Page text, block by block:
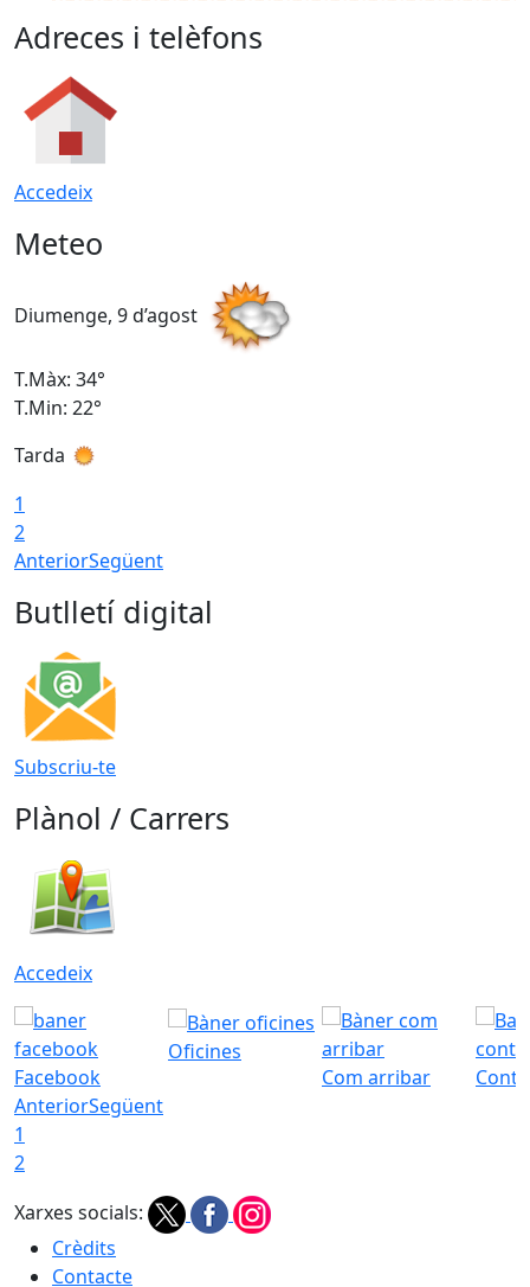
Adreces i telèfons
Accedeix
Meteo
Diumenge, 9 d’agost
T.Màx: 34°
T.Min: 22°
Tarda
1
2
AnteriorSegüent
Butlletí digital
Subscriu-te
Plànol / Carrers
Accedeix
Facebook
Oficines
Com arribar
AnteriorSegüent
1
2
Xarxes socials:
Crèdits
Contacte